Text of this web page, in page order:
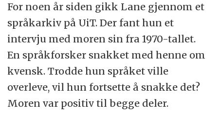
For noen år siden gikk Lane gjennom et
språkarkiv på UiT. Der fant hun et
intervju med moren sin fra 1970-tallet.
En språkforsker snakket med henne om
kvensk. Trodde hun språket ville
overleve, vil hun fortsette å snakke det?
Moren var positiv til begge deler.